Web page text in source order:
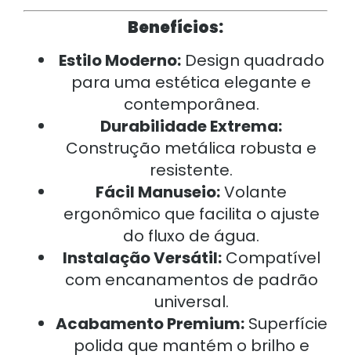
Benefícios:
Estilo Moderno:Design quadrado
para uma estética elegante e
contemporânea.
Durabilidade Extrema:
Construção metálica robusta e
resistente.
Fácil Manuseio:Volante
ergonômico que facilita o ajuste
do fluxo de água.
Instalação Versátil:Compatível
com encanamentos de padrão
universal.
Acabamento Premium:Superfície
polida que mantém o brilho e